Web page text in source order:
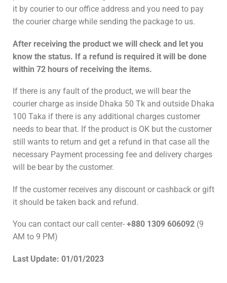
it by courier to our office address and you need to pay
the courier charge while sending the package to us.
After receiving the product we will check and let you
know the status. If a refund is required it will be done
within 72 hours of receiving the items.
If there is any fault of the product, we will bear the
courier charge as inside Dhaka 50 Tk and outside Dhaka
100 Taka if there is any additional charges customer
needs to bear that. If the product is OK but the customer
still wants to return and get a refund in that case all the
necessary Payment processing fee and delivery charges
will be bear by the customer.
If the customer receives any discount or cashback or gift
it should be taken back and refund.
You can contact our call center- +880 1309 606092 (9
AM to 9 PM)
Last Update: 01/01/2023